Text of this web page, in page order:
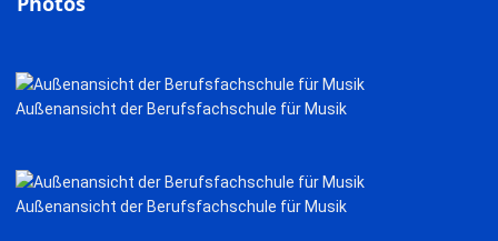
Außenansicht der Berufsfachschule für Musik
Außenansicht der Berufsfachschule für Musik